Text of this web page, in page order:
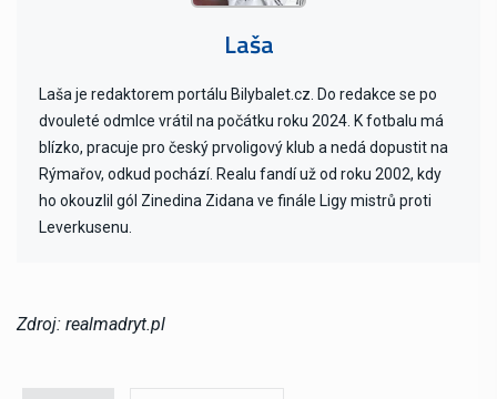
Laša
Laša je redaktorem portálu Bilybalet.cz. Do redakce se po
dvouleté odmlce vrátil na počátku roku 2024. K fotbalu má
blízko, pracuje pro český prvoligový klub a nedá dopustit na
Rýmařov, odkud pochází. Realu fandí už od roku 2002, kdy
ho okouzlil gól Zinedina Zidana ve finále Ligy mistrů proti
Leverkusenu.
Zdroj: realmadryt.pl